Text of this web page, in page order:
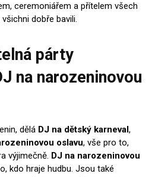
ceremoniářem a přítelem všech
dobře bavili.
párty
na narozeninovou
dělá DJ na dětský karneval,
oslavu, vše pro to,
výjimečně. DJ na narozeninovou
kdo hraje hudbu. Jsou také